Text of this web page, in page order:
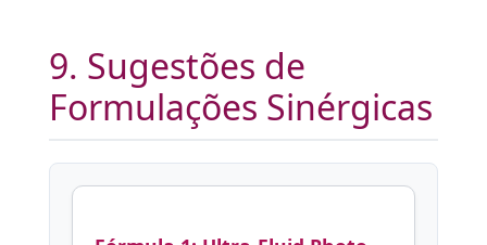
9. Sugestões de
Formulações Sinérgicas